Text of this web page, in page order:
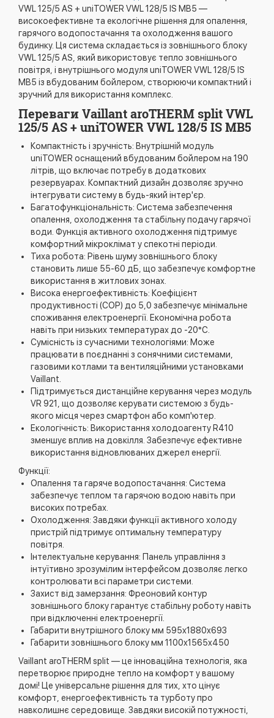
VWL 125/5 AS + uniTOWER VWL 128/5 IS MB5 —
високоефективне та екологічне рішення для опалення,
гарячого водопостачання та охолодження вашого
будинку. Ця система складається із зовнішнього блоку
VWL 125/5 AS, який використовує тепло зовнішнього
повітря, і внутрішнього модуля uniTOWER VWL 128/5 IS
MB5 із вбудованим бойлером, створюючи компактний і
зручний для використання комплекс.
Переваги Vaillant aroTHERM split VWL
125/5 AS + uniTOWER VWL 128/5 IS MB5
Компактність і зручність: Внутрішній модуль
uniTOWER оснащений вбудованим бойлером на 190
літрів, що включає потребу в додаткових
резервуарах. Компактний дизайн дозволяє зручно
інтегрувати систему в будь-який інтер'єр.
Багатофункціональність: Система забезпечення
опалення, охолодження та стабільну подачу гарячої
води. Функція активного охолодження підтримує
комфортний мікроклімат у спекотні періоди.
Тиха робота: Рівень шуму зовнішнього блоку
становить лише 55-60 дБ, що забезпечує комфортне
використання в житлових зонах.
Висока енергоефективність: Коефіцієнт
продуктивності (COP) до 5,0 забезпечує мінімальне
споживання електроенергії. Економічна робота
навіть при низьких температурах до -20°C.
Сумісність із сучасними технологіями: Може
працювати в поєднанні з сонячними системами,
газовими котлами та вентиляційними установками
Vaillant.
Підтримується дистанційне керування через модуль
VR 921, що дозволяє керувати системою з будь-
якого місця через смартфон або комп'ютер.
Екологічність: Використання холодоагенту R410
зменшує вплив на довкілля. Забезпечує ефективне
використання відновлюваних джерел енергії.
Функції:
Опалення та гаряче водопостачання: Система
забезпечує теплом та гарячою водою навіть при
високих потребах.
Охолодження: Завдяки функції активного холоду
пристрій підтримує оптимальну температуру
повітря.
Інтелектуальне керування: Панель управління з
інтуїтивно зрозумілим інтерфейсом дозволяє легко
контролювати всі параметри системи.
Захист від замерзання: Фреоновий контур
зовнішнього блоку гарантує стабільну роботу навіть
при відключенні електроенергії.
Габарити внутрішного блоку мм 595x1880x693
Габарити зовнішнього блоку мм 1100x1565x450
Vaillant aroTHERM split — це інноваційна технологія, яка
перетворює природне тепло на комфорт у вашому
домі! Це універсальне рішення для тих, хто цінує
комфорт, енергоефективність та турботу про
навколишнє середовище. Завдяки високій потужності,